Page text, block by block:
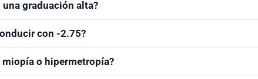
una graduación alta?
con -2.75?
miopía o hipermetropía?